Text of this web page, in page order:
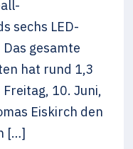
sechs LED-
gesamte
hat rund 1,3
10. Juni,
Eiskirch den
[…]